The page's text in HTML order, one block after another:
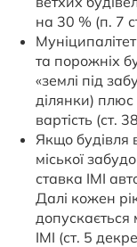
на 30 % (п. 7
та порожніх
«землі під
ділянки)
вартість (ст.
Якщо будівля
міської
ставка IMI
Далі кожен
IMI (ст. 5